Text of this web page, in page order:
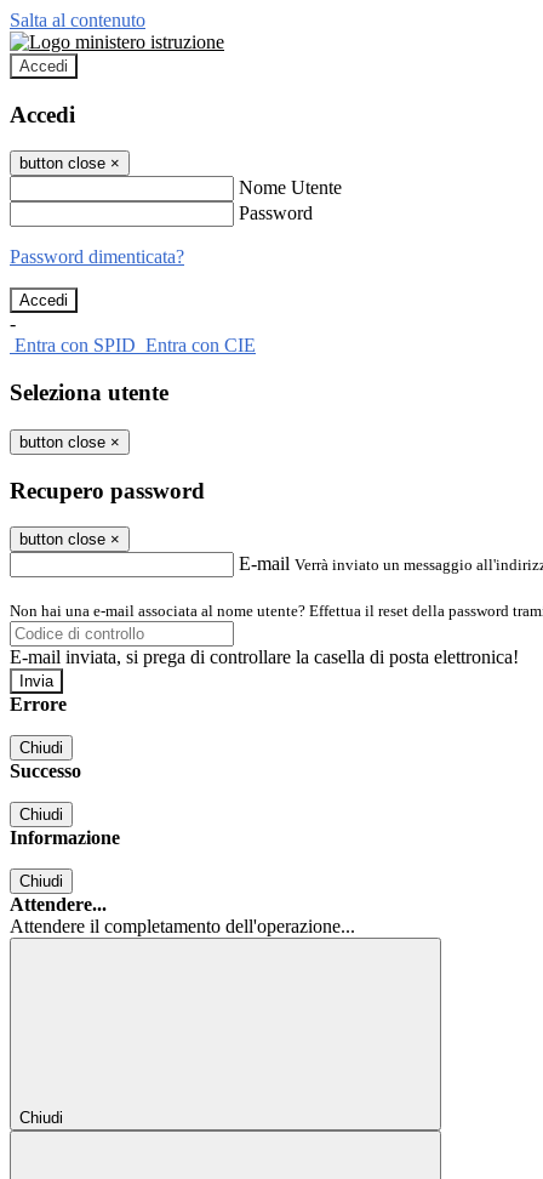
Salta al contenuto
Accedi
Accedi
button close ×
Nome Utente
Password
Password dimenticata?
-
Entra con SPID Entra con CIE
Seleziona utente
button close ×
Recupero password
button close ×
E-mail Verrà inviato un messaggio
Non hai una e-mail associata al nome utente? Effettua il reset della password
E-mail inviata, si prega di controllare la casella di posta elettronica!
Errore
Chiudi
Successo
Chiudi
Informazione
Chiudi
Attendere...
Attendere il completamento dell'operazione...
Chiudi